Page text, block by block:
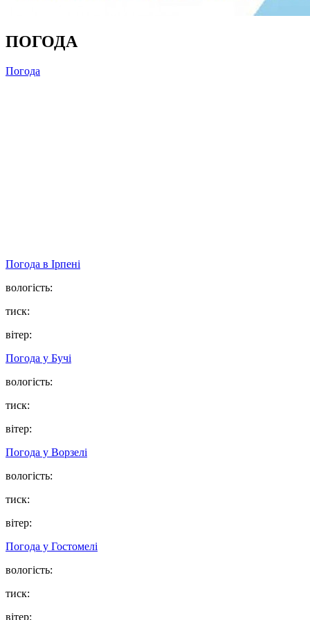
ПОГОДА
Погода
Погода в Ірпені
вологість:
тиск:
вітер:
Погода у Бучі
вологість:
тиск:
вітер:
Погода у Ворзелі
вологість:
тиск:
вітер:
Погода у Гостомелі
вологість:
тиск:
вітер: